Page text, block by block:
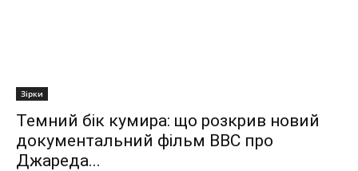
Зірки
Темний бік кумира: що розкрив новий
документальний фільм ВВС про
Джареда...